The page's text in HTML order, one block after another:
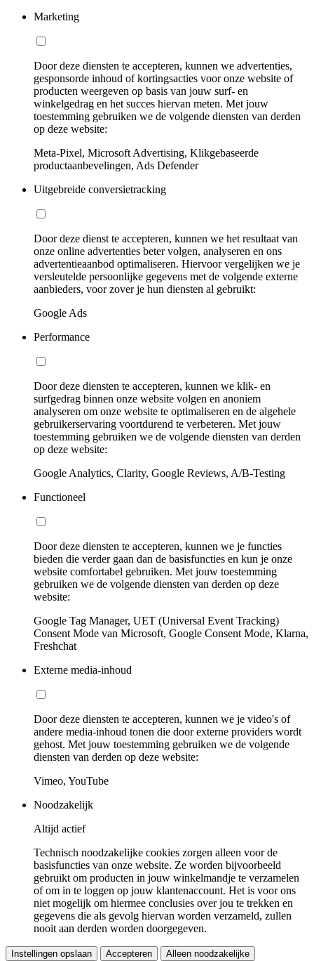
Marketing
Door deze diensten te accepteren, kunnen we advertenties,
gesponsorde inhoud of kortingsacties voor onze website of
producten weergeven op basis van jouw surf- en
winkelgedrag en het succes hiervan meten. Met jouw
toestemming gebruiken we de volgende diensten van derden
op deze website:
Meta-Pixel, Microsoft Advertising, Klikgebaseerde
productaanbevelingen, Ads Defender
Uitgebreide conversietracking
Door deze dienst te accepteren, kunnen we het resultaat van
onze online advertenties beter volgen, analyseren en ons
advertentieaanbod optimaliseren. Hiervoor vergelijken we je
versleutelde persoonlijke gegevens met de volgende externe
aanbieders, voor zover je hun diensten al gebruikt:
Google Ads
Performance
Door deze diensten te accepteren, kunnen we klik- en
surfgedrag binnen onze website volgen en anoniem
analyseren om onze website te optimaliseren en de algehele
gebruikerservaring voortdurend te verbeteren. Met jouw
toestemming gebruiken we de volgende diensten van derden
op deze website:
Google Analytics, Clarity, Google Reviews, A/B-Testing
Functioneel
Door deze diensten te accepteren, kunnen we je functies
bieden die verder gaan dan de basisfuncties en kun je onze
website comfortabel gebruiken. Met jouw toestemming
gebruiken we de volgende diensten van derden op deze
website:
Google Tag Manager, UET (Universal Event Tracking)
Consent Mode van Microsoft, Google Consent Mode, Klarna,
Freshchat
Externe media-inhoud
Door deze diensten te accepteren, kunnen we je video's of
andere media-inhoud tonen die door externe providers wordt
gehost. Met jouw toestemming gebruiken we de volgende
diensten van derden op deze website:
Vimeo, YouTube
Noodzakelijk
Altijd actief
Technisch noodzakelijke cookies zorgen alleen voor de
basisfuncties van onze website. Ze worden bijvoorbeeld
gebruikt om producten in jouw winkelmandje te verzamelen
of om in te loggen op jouw klantenaccount. Het is voor ons
niet mogelijk om hiermee conclusies over jou te trekken en
gegevens die als gevolg hiervan worden verzameld, zullen
nooit aan derden worden doorgegeven.
Instellingen opslaan Accepteren Alleen noodzakelijke